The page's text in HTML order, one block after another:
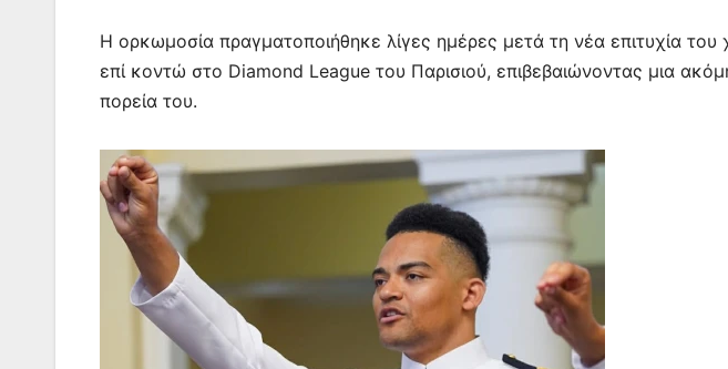
Η ορκωμοσία πραγματοποιήθηκε λίγες ημέρες μετά τη νέα επιτυχία του
επί κοντώ στο Diamond League του Παρισιού, επιβεβαιώνοντας μια
πορεία του.